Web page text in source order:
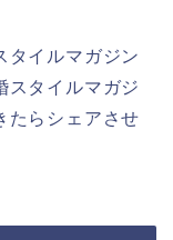
タイルマガジン
スタイルマガジ
たらシェアさせ